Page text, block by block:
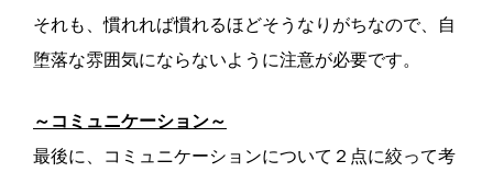
それも、慣れれば慣れるほどそうなりがちなので、自
堕落な雰囲気にならないように注意が必要です。
～コミュニケーション～
最後に、コミュニケーションについて２点に絞って考